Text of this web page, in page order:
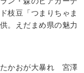
枝豆「つまりちゃま
。えだまめ県の魅力
かおが大暴れ 宮澤